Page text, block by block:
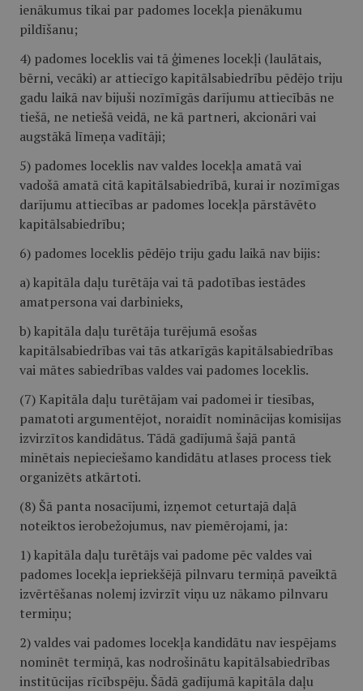
ienākumus tikai par padomes locekļa pienākumu
pildīšanu;
4) padomes loceklis vai tā ģimenes locekļi (laulātais,
bērni, vecāki) ar attiecīgo kapitālsabiedrību pēdējo triju
gadu laikā nav bijuši nozīmīgās darījumu attiecībās ne
tiešā, ne netiešā veidā, ne kā partneri, akcionāri vai
augstākā līmeņa vadītāji;
5) padomes loceklis nav valdes locekļa amatā vai
vadošā amatā citā kapitālsabiedrībā, kurai ir nozīmīgas
darījumu attiecības ar padomes locekļa pārstāvēto
kapitālsabiedrību;
6) padomes loceklis pēdējo triju gadu laikā nav bijis:
a) kapitāla daļu turētāja vai tā padotības iestādes
amatpersona vai darbinieks,
b) kapitāla daļu turētāja turējumā esošas
kapitālsabiedrības vai tās atkarīgās kapitālsabiedrības
vai mātes sabiedrības valdes vai padomes loceklis.
(7) Kapitāla daļu turētājam vai padomei ir tiesības,
pamatoti argumentējot, noraidīt nominācijas komisijas
izvirzītos kandidātus. Tādā gadījumā šajā pantā
minētais nepieciešamo kandidātu atlases process tiek
organizēts atkārtoti.
(8) Šā panta nosacījumi, izņemot ceturtajā daļā
noteiktos ierobežojumus, nav piemērojami, ja:
1) kapitāla daļu turētājs vai padome pēc valdes vai
padomes locekļa iepriekšējā pilnvaru termiņā paveiktā
izvērtēšanas nolemj izvirzīt viņu uz nākamo pilnvaru
termiņu;
2) valdes vai padomes locekļa kandidātu nav iespējams
nominēt termiņā, kas nodrošinātu kapitālsabiedrības
institūcijas rīcībspēju. Šādā gadījumā kapitāla daļu